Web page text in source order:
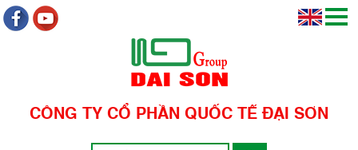
CÔNG TY CỔ PHẦN QUỐC TẾ ĐẠI SƠN